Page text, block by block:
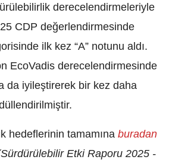
derecelendirmeleriyle
CDP değerlendirmesinde
ilk kez “A” notunu aldı.
EcoVadis derecelendirmesinde
da iyileştirerek bir kez daha
hedeflerinin tamamına buradan
Etki Raporu 2025 -